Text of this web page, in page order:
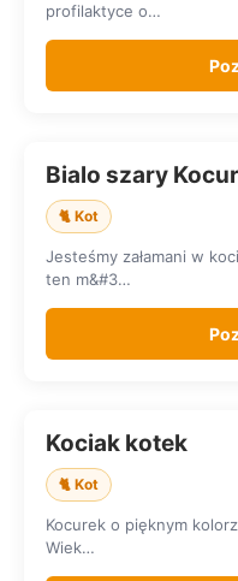
profilaktyce o…
SZUKA DOMU
Bialo szary
🐈 Kot
Jesteśmy załamani w
ten m&#3…
SZUKA DOMU
Kociak kotek
🐈 Kot
Kocurek o pięknym
Wiek…